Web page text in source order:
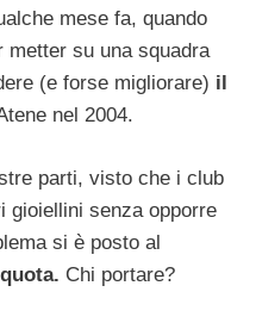
mese fa, quando
metter su una squadra
(e forse migliorare) il
nel 2004.
parti, visto che i club
gioiellini senza opporre
si è posto al
Chi portare?